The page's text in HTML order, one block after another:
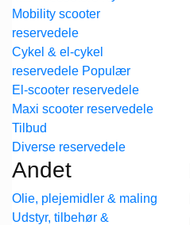
Mobility scooter
reservedele
Cykel & el-cykel
reservedele
El-scooter reservedele
Maxi scooter reservedele
Diverse reservedele
Andet
Olie, plejemidler & maling
Udstyr, tilbehør &